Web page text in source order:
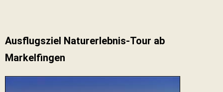
Ausflugsziel Naturerlebnis-Tour ab
Markelfingen